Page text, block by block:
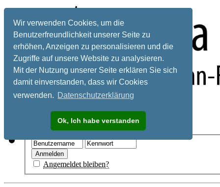
Wir verwenden Cookies, um die
Benutzerfreundlichkeit unserer Seite zu
erhöhen, Anzeigen zu personalisieren und die
Zugriffe auf unsere Website zu analysieren.
Mit der Nutzung unserer Seite erklären Sie sich
damit einverstanden, dass wir Cookies
verwenden. Datenschutzerklärung
Ok, Ich habe verstanden
Registrieren
Angemeldet bleiben?